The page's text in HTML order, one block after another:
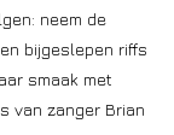
neem de
bijgeslepen riffs
smaak met
van zanger Brian